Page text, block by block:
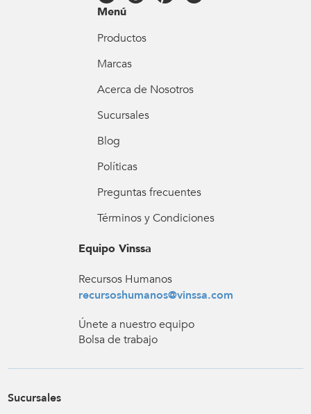
Menú
Productos
Marcas
Acerca de Nosotros
Sucursales
Blog
Políticas
Preguntas frecuentes
Términos y Condiciones
Equipo Vinssa
Recursos Humanos
recursoshumanos@vinssa.com
Únete a nuestro equipo
Bolsa de trabajo
Sucursales